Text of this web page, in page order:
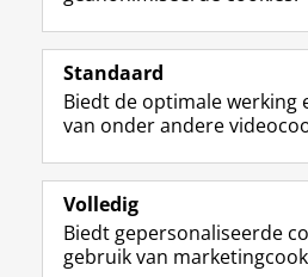
Volg de RUG
F
a
e
b
o
p
a
Studiekiezers
Alumni
Over ons
Standaard
Biedt de optimale werking
van onder andere
Volledig
Biedt gepersonaliseerde
gebruik van